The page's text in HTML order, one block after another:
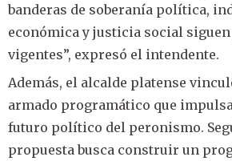
banderas de soberanía política,
económica y justicia social
vigentes”, expresó el intendente.
Además, el alcalde platense
armado programático que
futuro político del peronismo.
propuesta busca construir un